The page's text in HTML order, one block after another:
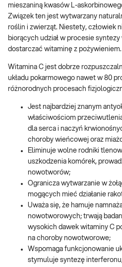
mieszaniną kwasów L-
Związek ten jest wytwarzany
roślin i zwierząt. Niestety, człowiek
biorących udział w procesie
dostarczać witaminę z pożywieniem.
Witamina C jest dobrze
układu pokarmowego nawet w 80
różnorodnych procesach
Jest najbardziej znanym
właściwościom
dla serca i naczyń
choroby wieńcowej oraz
Eliminuje wolne rodniki
uszkodzenia komórek,
nowotworów;
Ogranicza wytwarzanie w
mogących mieć działanie
Uważa się, że hamuje
nowotworowych; trwają
wysokich dawek witaminy C
na choroby nowotworowe;
Wspomaga funkcjonowanie
stymuluje syntezę